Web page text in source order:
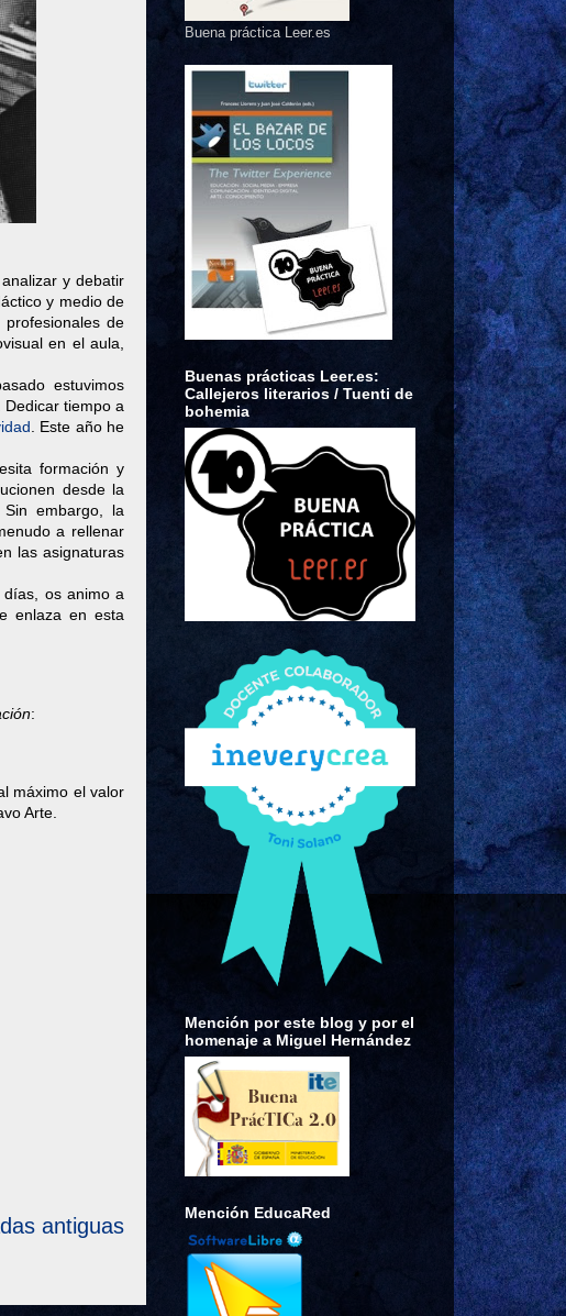
y debatir
y medio de
profesionales de
en el aula,
estuvimos
tiempo a
. Este año he
formación y
desde la
embargo, la
a rellenar
las asignaturas
os animo a
enlaza en esta
:
máximo el valor
Arte.
antiguas
Buena práctica Leer.es
Buenas prácticas Leer.es:
Callejeros literarios / Tuenti de
bohemia
Mención por este blog y por el
homenaje a Miguel Hernández
Mención EducaRed